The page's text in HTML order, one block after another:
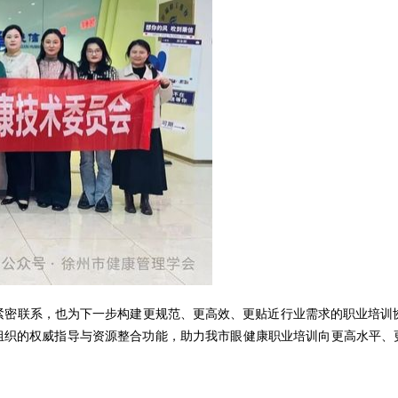
联系，也为下一步构建更规范、更高效、更贴近行业需求的职业培
的权威指导与资源整合功能，助力我市眼健康职业培训向更高水平